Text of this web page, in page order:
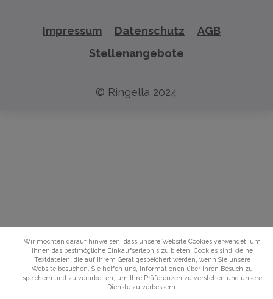
Impressum Datenschutz
AGB
Stellenangebote
© Ringella 2024
Wir möchten darauf hinweisen, dass unsere Website Cookies verwendet, um
Ihnen das bestmögliche Einkaufserlebnis zu bieten. Cookies sind kleine
Textdateien, die auf Ihrem Gerät gespeichert werden, wenn Sie unsere
Website besuchen. Sie helfen uns, Informationen über Ihren Besuch zu
speichern und zu verarbeiten, um Ihre Präferenzen zu verstehen und unsere
Dienste zu verbessern.